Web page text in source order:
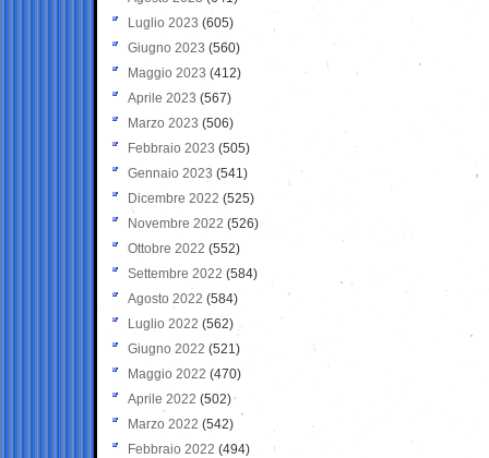
Luglio 2023 (605)
Giugno 2023 (560)
Maggio 2023 (412)
Aprile 2023 (567)
Marzo 2023 (506)
Febbraio 2023 (505)
Gennaio 2023 (541)
Dicembre 2022 (525)
Novembre 2022 (526)
Ottobre 2022 (552)
Settembre 2022 (584)
Agosto 2022 (584)
Luglio 2022 (562)
Giugno 2022 (521)
Maggio 2022 (470)
Aprile 2022 (502)
Marzo 2022 (542)
Febbraio 2022 (494)